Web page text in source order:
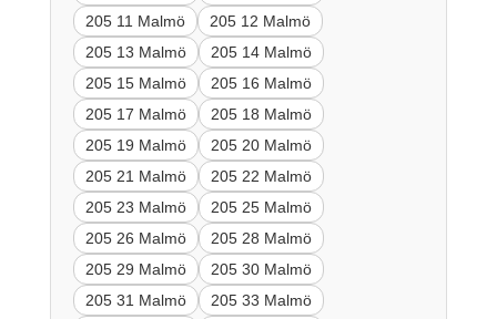
205 11 Malmö
205 12 Malmö
205 13 Malmö
205 14 Malmö
205 15 Malmö
205 16 Malmö
205 17 Malmö
205 18 Malmö
205 19 Malmö
205 20 Malmö
205 21 Malmö
205 22 Malmö
205 23 Malmö
205 25 Malmö
205 26 Malmö
205 28 Malmö
205 29 Malmö
205 30 Malmö
205 31 Malmö
205 33 Malmö